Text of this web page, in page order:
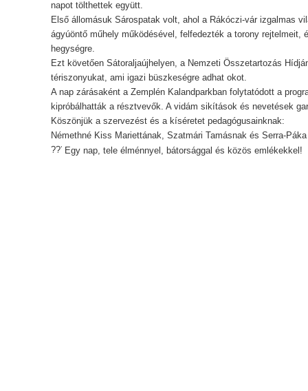
napot tölthettek együtt.
Első állomásuk Sárospatak volt, ahol a Rákóczi-vár izgalmas
ágyúöntő műhely működésével, felfedezték a torony rejtelmeit,
hegységre.
Ezt követően Sátoraljaújhelyen, a Nemzeti Összetartozás
tériszonyukat, ami igazi büszkeségre adhat okot.
A nap zárásaként a Zemplén Kalandparkban folytatódott a
kipróbálhatták a résztvevők. A vidám sikítások és nevetések
Köszönjük a szervezést és a kíséretet pedagógusainknak:
Némethné Kiss Mariettának, Szatmári Tamásnak és Serra-
Egy nap, tele élménnyel, bátorsággal és közös emlékekkel!